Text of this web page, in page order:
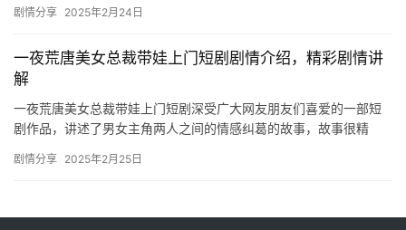
了苏雨…
剧情分享 2025年2月24日
一夜荒唐美女总裁带娃上门短剧剧情介绍，精彩剧情讲
解
一夜荒唐美女总裁带娃上门短剧深受广大网友朋友们喜爱的一部短
剧作品，讲述了男女主角两人之间的情感纠葛的故事，故事很精
剧剧情…
剧情分享 2025年2月25日